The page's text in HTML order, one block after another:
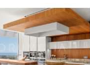
smart hem-teknik,
enkelhet i hela fastigheten.